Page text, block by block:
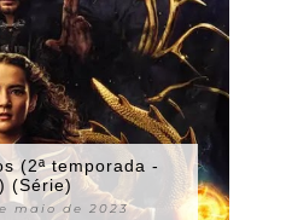
(2ª temporada -
(Série)
maio de 2023